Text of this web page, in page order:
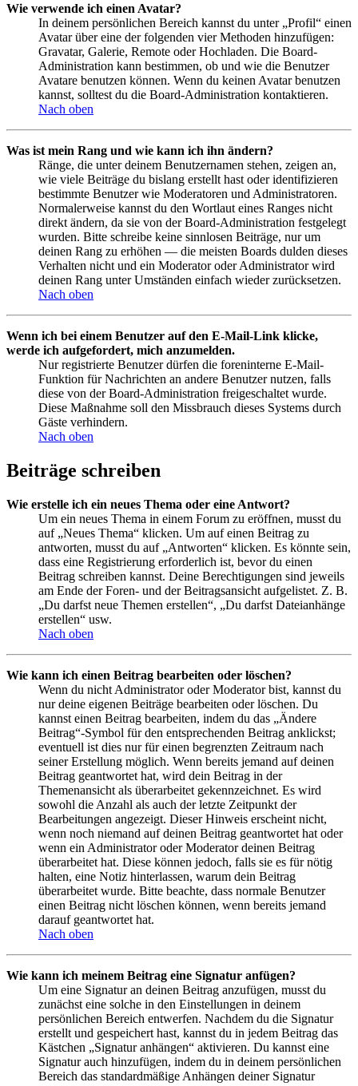
Wie verwende ich einen Avatar?
In deinem persönlichen Bereich kannst du unter „Profil“ einen
Avatar über eine der folgenden vier Methoden hinzufügen:
Gravatar, Galerie, Remote oder Hochladen. Die Board-
Administration kann bestimmen, ob und wie die Benutzer
Avatare benutzen können. Wenn du keinen Avatar benutzen
kannst, solltest du die Board-Administration kontaktieren.
Nach oben
Was ist mein Rang und wie kann ich ihn ändern?
Ränge, die unter deinem Benutzernamen stehen, zeigen an,
wie viele Beiträge du bislang erstellt hast oder identifizieren
bestimmte Benutzer wie Moderatoren und Administratoren.
Normalerweise kannst du den Wortlaut eines Ranges nicht
direkt ändern, da sie von der Board-Administration festgelegt
wurden. Bitte schreibe keine sinnlosen Beiträge, nur um
deinen Rang zu erhöhen — die meisten Boards dulden dieses
Verhalten nicht und ein Moderator oder Administrator wird
deinen Rang unter Umständen einfach wieder zurücksetzen.
Nach oben
Wenn ich bei einem Benutzer auf den E-Mail-Link klicke,
werde ich aufgefordert, mich anzumelden.
Nur registrierte Benutzer dürfen die foreninterne E-Mail-
Funktion für Nachrichten an andere Benutzer nutzen, falls
diese von der Board-Administration freigeschaltet wurde.
Diese Maßnahme soll den Missbrauch dieses Systems durch
Gäste verhindern.
Nach oben
Beiträge schreiben
Wie erstelle ich ein neues Thema oder eine Antwort?
Um ein neues Thema in einem Forum zu eröffnen, musst du
auf „Neues Thema“ klicken. Um auf einen Beitrag zu
antworten, musst du auf „Antworten“ klicken. Es könnte sein,
dass eine Registrierung erforderlich ist, bevor du einen
Beitrag schreiben kannst. Deine Berechtigungen sind jeweils
am Ende der Foren- und der Beitragsansicht aufgelistet. Z. B.
„Du darfst neue Themen erstellen“, „Du darfst Dateianhänge
erstellen“ usw.
Nach oben
Wie kann ich einen Beitrag bearbeiten oder löschen?
Wenn du nicht Administrator oder Moderator bist, kannst du
nur deine eigenen Beiträge bearbeiten oder löschen. Du
kannst einen Beitrag bearbeiten, indem du das „Ändere
Beitrag“-Symbol für den entsprechenden Beitrag anklickst;
eventuell ist dies nur für einen begrenzten Zeitraum nach
seiner Erstellung möglich. Wenn bereits jemand auf deinen
Beitrag geantwortet hat, wird dein Beitrag in der
Themenansicht als überarbeitet gekennzeichnet. Es wird
sowohl die Anzahl als auch der letzte Zeitpunkt der
Bearbeitungen angezeigt. Dieser Hinweis erscheint nicht,
wenn noch niemand auf deinen Beitrag geantwortet hat oder
wenn ein Administrator oder Moderator deinen Beitrag
überarbeitet hat. Diese können jedoch, falls sie es für nötig
halten, eine Notiz hinterlassen, warum dein Beitrag
überarbeitet wurde. Bitte beachte, dass normale Benutzer
einen Beitrag nicht löschen können, wenn bereits jemand
darauf geantwortet hat.
Nach oben
Wie kann ich meinem Beitrag eine Signatur anfügen?
Um eine Signatur an deinen Beitrag anzufügen, musst du
zunächst eine solche in den Einstellungen in deinem
persönlichen Bereich entwerfen. Nachdem du die Signatur
erstellt und gespeichert hast, kannst du in jedem Beitrag das
Kästchen „Signatur anhängen“ aktivieren. Du kannst eine
Signatur auch hinzufügen, indem du in deinem persönlichen
Bereich das standardmäßige Anhängen deiner Signatur